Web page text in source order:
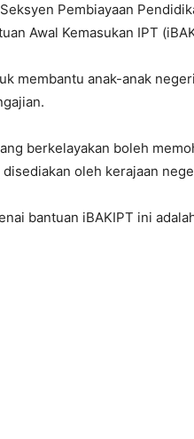
Pembiayaan
Awal Kemasukan IPT
membantu anak-anak
berkelayakan boleh
oleh kerajaan
bantuan iBAKIPT ini